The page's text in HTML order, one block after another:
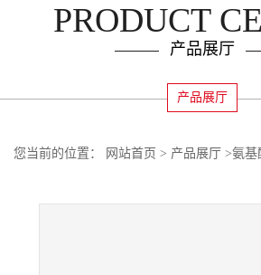
PRODUCT
产品展厅
产品展厅
您当前的位置： 网站首页 > 产品展厅 >氨基